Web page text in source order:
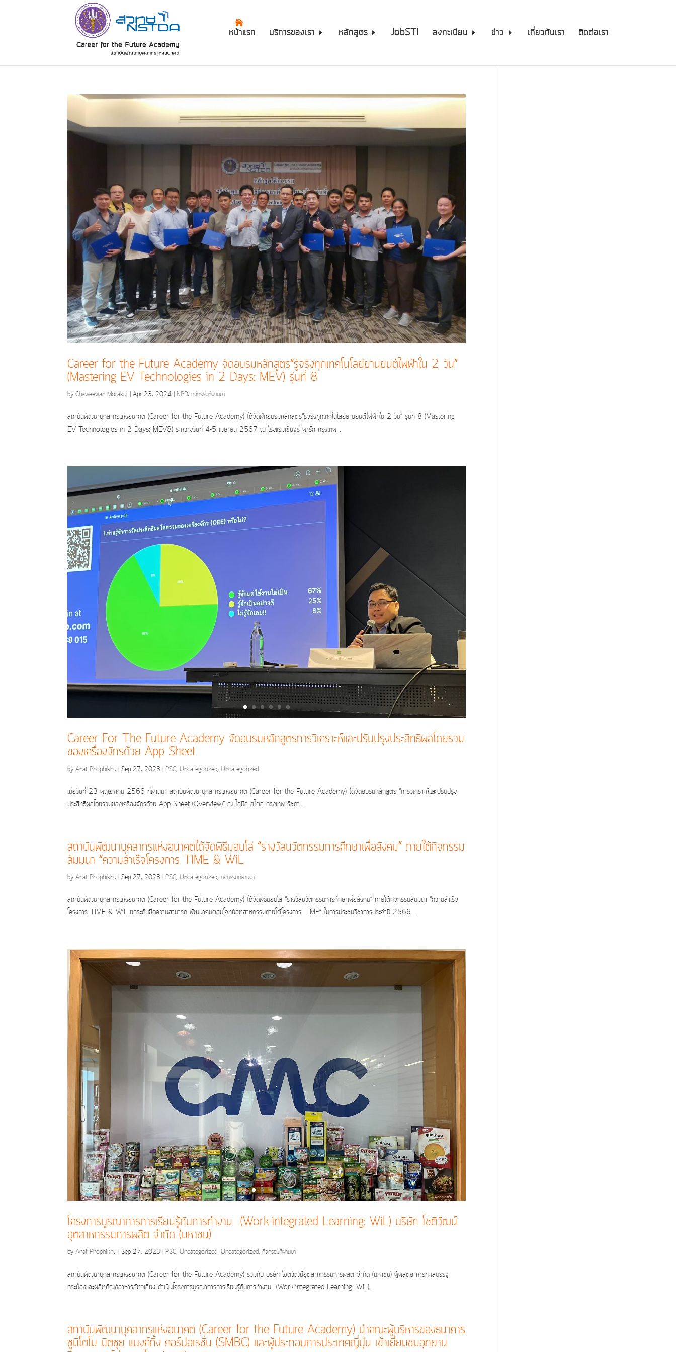
หน้าแรก บริการของเรา หลักสูตร JobSTI ลงทะเบียน ข่าว เกี่ยวกับเรา ติดต่อเรา
Career for the Future Academy จัดอบรมหลักสูตร“รู้จริงทุกเทคโนโลยียานยนต์ไฟฟ้าใน 2 วัน”
(Mastering EV Technologies in 2 Days: MEV) รุ่นที่ 8
byChaweewan Morakul |Apr 23, 2024 | NPD,กิจกรรมที่ผ่านมา
สถาบันพัฒนาบุคลากรแห่งอนาคต (Career for the Future Academy) ได้จัดฝึกอบรมหลักสูตร“รู้จริงทุกเทคโนโลยียานยนต์ไฟฟ้าใน 2 วัน” รุ่นที่ 8 (Mastering
EV Technologies in 2 Days: MEV8) ระหว่างวันที่ 4-5 เมษายน 2567 ณ โรงแรมเซ็นจูรี่ พาร์ค กรุงเทพ...
Career For The Future Academy จัดอบรมหลักสูตรการวิเคราะห์และปรับปรุงประสิทธิผลโดยรวม
ของเครื่องจักรด้วย App Sheet
byAnat Phophikhu |Sep 27, 2023 | PSC,Uncategorized,Uncategorized
เมื่อวันที่ 23 พฤษภาคม 2566 ที่ผ่านมา สถาบันพัฒนาบุคลากรแห่งอนาคต (Career for the Future Academy) ได้จัดอบรมหลักสูตร “การวิเคราะห์และปรับปรุง
ประสิทธิผลโดยรวมของเครื่องจักรด้วย App Sheet (Overview)” ณ ไอบิส สไตล์ กรุงเทพ รัชดา...
สถาบันพัฒนาบุคลากรแห่งอนาคตได้จัดพิธีมอบโล่ “รางวัลนวัตกรรมการศึกษาเพื่อสังคม” ภายใต้กิจกรรม
สัมมนา “ความสำเร็จโครงการ TIME & WiL
byAnat Phophikhu |Sep 27, 2023 | PSC,Uncategorized,กิจกรรมที่ผ่านมา
สถาบันพัฒนาบุคลากรแห่งอนาคต (Career for the Future Academy) ได้จัดพิธีมอบโล่ “รางวัลนวัตกรรมการศึกษาเพื่อสังคม” ภายใต้กิจกรรมสัมมนา “ความสำเร็จ
โครงการ TIME & WiL ยกระดับขีดความสามารถ พัฒนาคนตอบโจทย์อุตสาหกรรมภายใต้โครงการ TIME” ในการประชุมวิชาการประจําปี 2566...
โครงการบูรณาการการเรียนรู้กับการทำงาน (Work-integrated Learning: WiL) บริษัท โชติวัฒน์
อุตสาหกรรมการผลิต จำกัด (มหาชน)
byAnat Phophikhu |Sep 27, 2023 | PSC,Uncategorized,Uncategorized,กิจกรรมที่ผ่านมา
สถาบันพัฒนาบุคลากรแห่งอนาคต (Career for the Future Academy) ร่วมกับ บริษัท โชติวัฒน์อุตสาหกรรมการผลิต จำกัด (มหาชน) ผู้ผลิตอาหารทะเลบรรจุ
กระป๋องและผลิตภัณฑ์อาหารสัตว์เลี้ยง ดำเนินโครงการบูรณาการการเรียนรู้กับการทำงาน (Work-integrated Learning: WiL)...
สถาบันพัฒนาบุคลากรแห่งอนาคต (Career for the Future Academy) นำคณะผู้บริหารของธนาคาร
ซูมิโตโม มิตซุย แบงค์กิ้ง คอร์ปอเรชั่น (SMBC) และผู้ประกอบการประเทศญี่ปุ่น เข้าเยี่ยมชมอุทยาน